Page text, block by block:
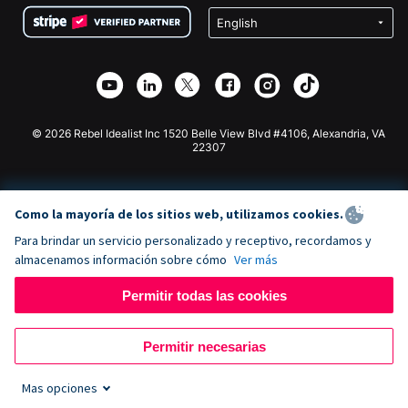
Privacidad
Asociación de afiliados
Recaudación de fondos para escuelas
Plugin de donaciones de Wix
Aplicación de donaciones de Webflow
Donaciones de Joomla
© 2026 Rebel Idealist Inc 1520 Belle View Blvd #4106, Alexandria, VA
22307
Como la mayoría de los sitios web, utilizamos cookies.
Para brindar un servicio personalizado y receptivo, recordamos y
almacenamos información sobre cómo Ver más
Permitir todas las cookies
Permitir necesarias
Mas opciones